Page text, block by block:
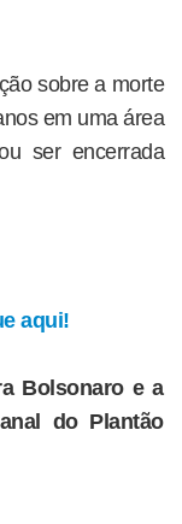
sobre a morte
em uma área
ser encerrada
aqui!
Bolsonaro e a
do Plantão